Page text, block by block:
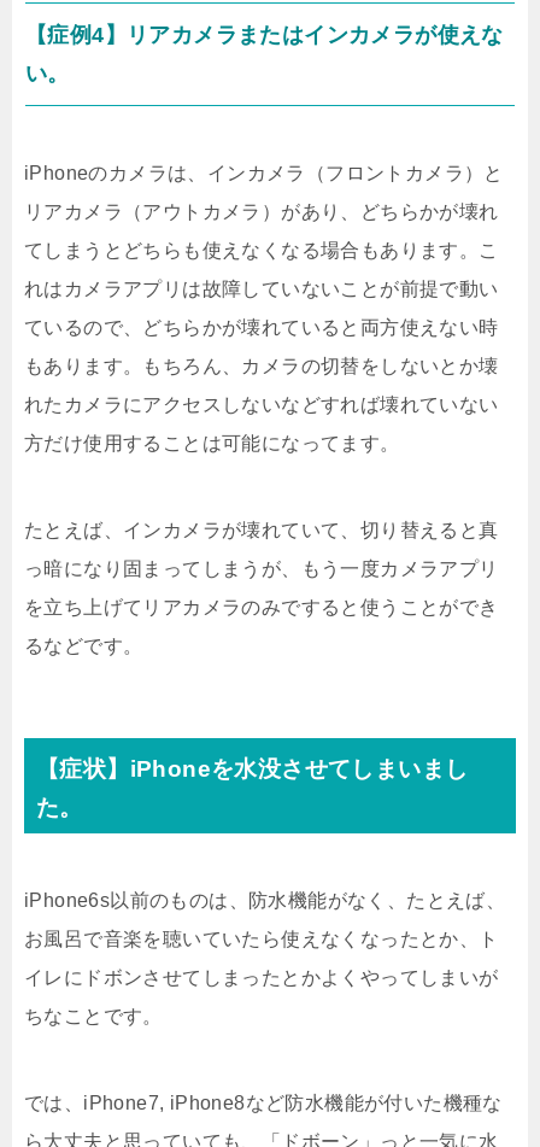
【症例4】リアカメラまたはインカメラが使えな
い。
iPhoneのカメラは、インカメラ（フロントカメラ）と
リアカメラ（アウトカメラ）があり、どちらかが壊れ
てしまうとどちらも使えなくなる場合もあります。こ
れはカメラアプリは故障していないことが前提で動い
ているので、どちらかが壊れていると両方使えない時
もあります。もちろん、カメラの切替をしないとか壊
れたカメラにアクセスしないなどすれば壊れていない
方だけ使用することは可能になってます。
たとえば、インカメラが壊れていて、切り替えると真
っ暗になり固まってしまうが、もう一度カメラアプリ
を立ち上げてリアカメラのみですると使うことができ
るなどです。
【症状】iPhoneを水没させてしまいまし
た。
iPhone6s以前のものは、防水機能がなく、たとえば、
お風呂で音楽を聴いていたら使えなくなったとか、ト
イレにドボンさせてしまったとかよくやってしまいが
ちなことです。
では、iPhone7, iPhone8など防水機能が付いた機種な
ら大丈夫と思っていても、「ドボーン」っと一気に水